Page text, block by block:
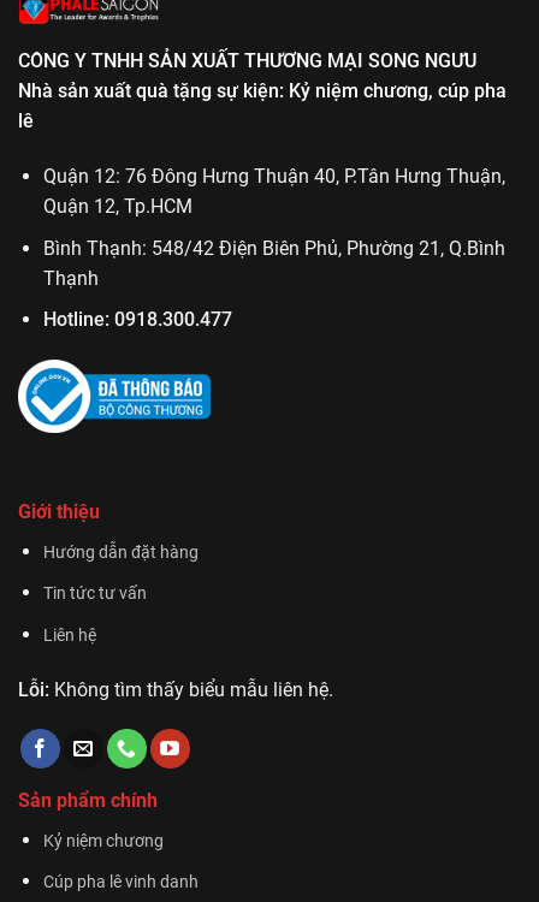
CÔNG Y TNHH SẢN XUẤT THƯƠNG MẠI SONG NGƯU
Nhà sản xuất quà tặng sự kiện: Kỷ niệm chương, cúp pha
lê
Quận 12: 76 Đông Hưng Thuận 40, P.Tân Hưng Thuận,
Quận 12, Tp.HCM
Bình Thạnh: 548/42 Điện Biên Phủ, Phường 21, Q.Bình
Thạnh
Hotline: 0918.300.477
Giới thiệu
Hướng dẫn đặt hàng
Tin tức tư vấn
Liên hệ
Lỗi: Không tìm thấy biểu mẫu liên hệ.
Sản phẩm chính
Kỷ niệm chương
Cúp pha lê vinh danh